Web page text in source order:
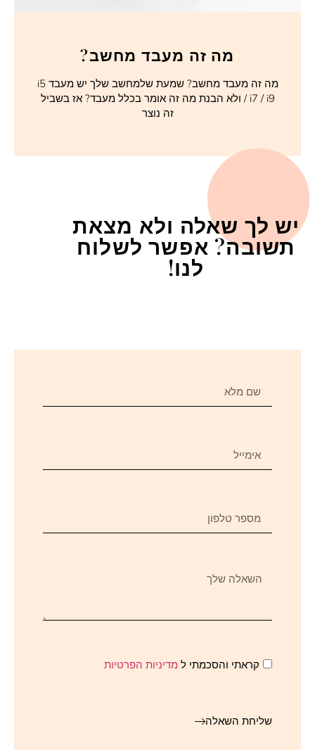
מה זה מעבד מחשב?
מה זה מעבד מחשב? שמעת שלמחשב שלך יש מעבד i5
/ i7 / i9 ולא הבנת מה זה אומר בכלל מעבד? אז בשביל
זה נוצר
יש לך שאלה ולא מצאת
תשובה? אפשר לשלוח
לנו!
קראתי והסכמתי ל מדיניות הפרטיות
שליחת השאלה